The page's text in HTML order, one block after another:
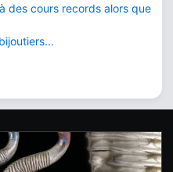
des cours records alors que